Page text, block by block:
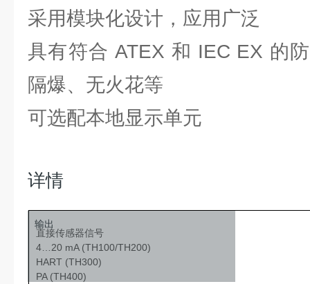
采用模块化设计，应用广泛
具有符合 ATEX 和 IEC EX 的
隔爆、无火花等
可选配本地显示单元
详情
输出
直接传感器信号
4…20 mA (TH100/TH200)
HART (TH300)
PA (TH400)